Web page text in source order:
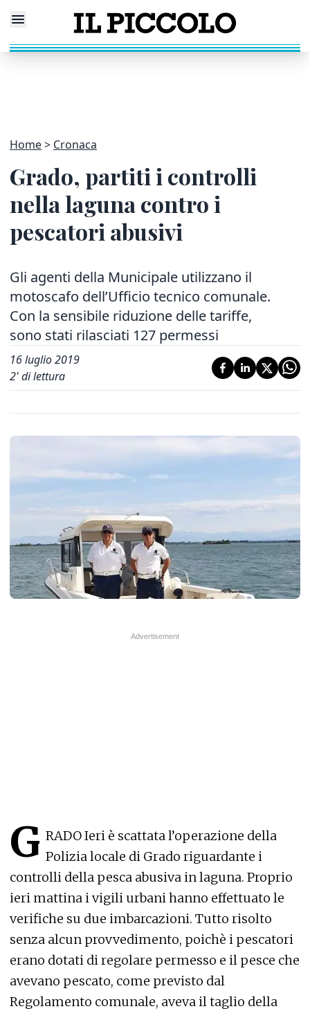
Home Cronaca
Grado, partiti i controlli
nella laguna contro i
pescatori abusivi
Gli agenti della Municipale utilizzano il
motoscafo dell’Ufficio tecnico comunale.
Con la sensibile riduzione delle tariffe,
sono stati rilasciati 127 permessi
16 luglio 2019
2' di lettura
G RADO Ieri è scattata l’operazione della
Polizia locale di Grado riguardante i
controlli della pesca abusiva in laguna. Proprio
ieri mattina i vigili urbani hanno effettuato le
verifiche su due imbarcazioni. Tutto risolto
senza alcun provvedimento, poichè i pescatori
erano dotati di regolare permesso e il pesce che
avevano pescato, come previsto dal
Regolamento comunale, aveva il taglio della